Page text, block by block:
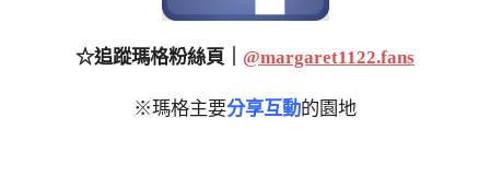
☆追蹤瑪格粉絲頁｜ @margaret1122.fans
※瑪格主要分享互動的園地